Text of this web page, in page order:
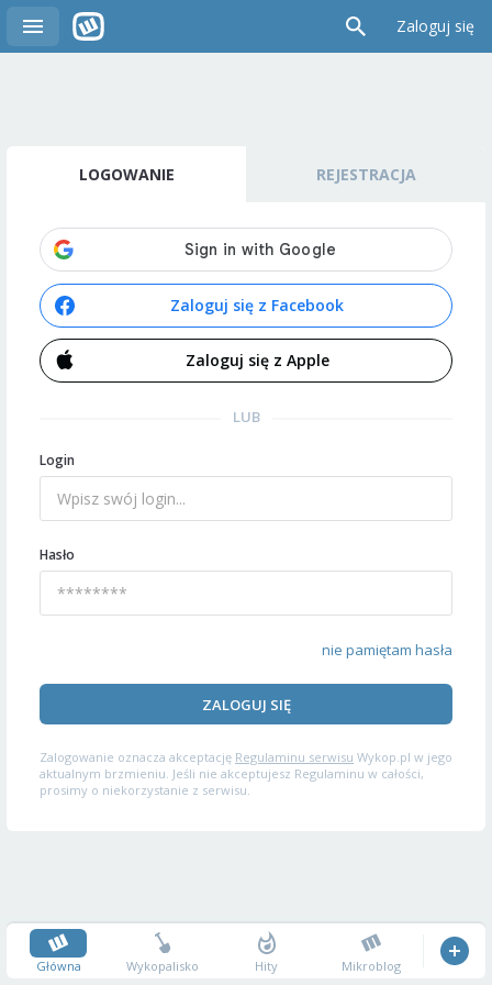
Zaloguj się
LOGOWANIE REJESTRACJA
Zaloguj się z Facebook
Zaloguj się z Apple
LUB
Login
Hasło
nie pamiętam hasła
ZALOGUJ SIĘ
Zalogowanie oznacza akceptację Regulaminu serwisu Wykop.pl w jego
aktualnym brzmieniu. Jeśli nie akceptujesz Regulaminu w całości,
prosimy o niekorzystanie z serwisu.
Główna Wykopalisko Hity Mikroblog